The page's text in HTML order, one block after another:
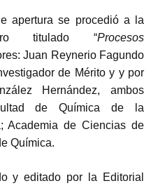
apertura se procedió a la
titulado “Procesos
Juan Reynerio Fagundo
de Mérito y y por
Hernández, ambos
de Química de la
Academia de Ciencias de
Química.
y editado por la Editorial